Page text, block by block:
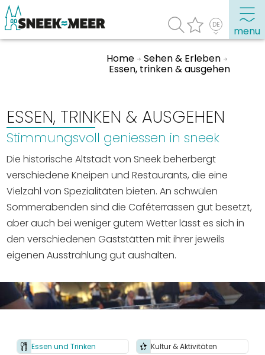
menu
Sneek besuchen
Highlights
Sehenswürdigkeiten
Sehen & Erleben
Essen, Trinken, Ausgehen
Übernachten
Veranstaltungskalender
Häufig besuchte Seiten:
Home Sehen & Erleben
Essen, trinken & ausgehen
ESSEN, TRINKEN & AUSGEHEN
Stimmungsvoll geniessen in sneek
Die historische Altstadt von Sneek beherbergt
verschiedene Kneipen und Restaurants, die eine
Vielzahl von Spezialitäten bieten. An schwülen
Sommerabenden sind die Caféterrassen gut besetzt,
aber auch bei weniger gutem Wetter lässt es sich in
den verschiedenen Gaststätten mit ihrer jeweils
eigenen Ausstrahlung gut aushalten.
Essen und Trinken Kultur & Aktivitäten